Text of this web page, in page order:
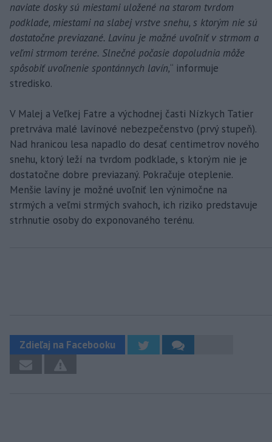
naviate dosky sú miestami uložené na starom tvrdom
podklade, miestami na slabej vrstve snehu, s ktorým nie sú
dostatočne previazané. Lavínu je možné uvoľniť v strmom a
veľmi strmom teréne. Slnečné počasie dopoludnia môže
spôsobiť uvoľnenie spontánnych lavín,“ informuje
stredisko.
V Malej a Veľkej Fatre a východnej časti Nízkych Tatier
pretrváva malé lavínové nebezpečenstvo (prvý stupeň).
Nad hranicou lesa napadlo do desať centimetrov nového
snehu, ktorý leží na tvrdom podklade, s ktorým nie je
dostatočne dobre previazaný. Pokračuje oteplenie.
Menšie lavíny je možné uvoľniť len výnimočne na
strmých a veľmi strmých svahoch, ich riziko predstavuje
strhnutie osoby do exponovaného terénu.
Zdieľaj na Facebooku